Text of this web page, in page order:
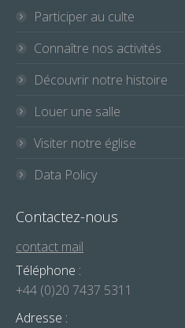
Participer au culte
Connaître nos activités
Découvrir notre histoire
Louer une salle
Visiter notre église
Data Policy
Contactez-nous
contact mail
Téléphone :
+44 (0)20 7437 5311
Adresse :